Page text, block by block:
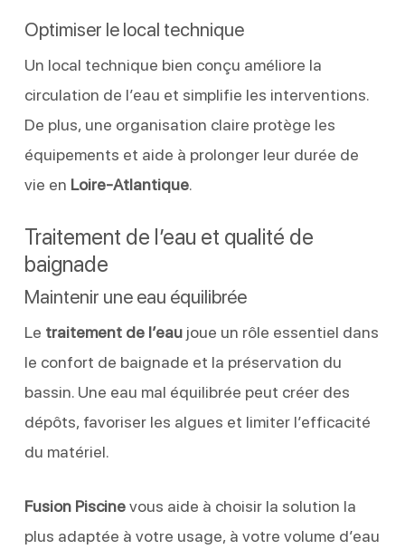
Optimiser le local technique
Un local technique bien conçu améliore la
circulation de l’eau et simplifie les interventions.
De plus, une organisation claire protège les
équipements et aide à prolonger leur durée de
vie en Loire-Atlantique.
Traitement de l’eau et qualité de
baignade
Maintenir une eau équilibrée
Le traitement de l’eaujoue un rôle essentiel dans
le confort de baignade et la préservation du
bassin. Une eau mal équilibrée peut créer des
dépôts, favoriser les algues et limiter l’efficacité
du matériel.
Fusion Piscinevous aide à choisir la solution la
plus adaptée à votre usage, à votre volume d’eau